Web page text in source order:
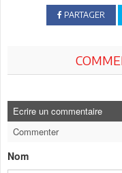
PARTAGER
Ecrire un commentaire
Commenter
Nom